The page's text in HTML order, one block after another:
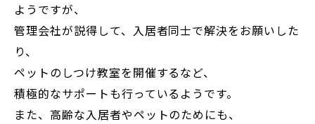
ようですが、
管理会社が説得して、入居者同士で解決をお願いした
り、
ペットのしつけ教室を開催するなど、
積極的なサポートも行っているようです。
また、高齢な入居者やペットのためにも、